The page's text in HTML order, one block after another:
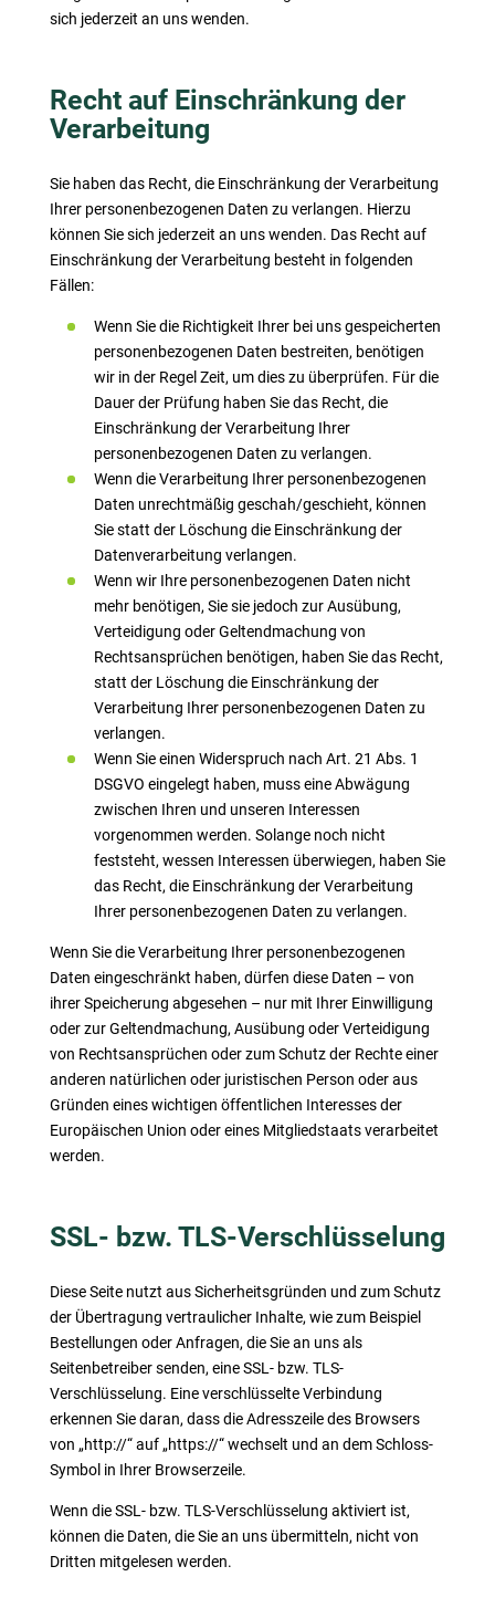
sich jederzeit an uns wenden.
Recht auf Einschränkung der
Verarbeitung
Sie haben das Recht, die Einschränkung der Verarbeitung
Ihrer personenbezogenen Daten zu verlangen. Hierzu
können Sie sich jederzeit an uns wenden. Das Recht auf
Einschränkung der Verarbeitung besteht in folgenden
Fällen:
Wenn Sie die Richtigkeit Ihrer bei uns gespeicherten
personenbezogenen Daten bestreiten, benötigen
wir in der Regel Zeit, um dies zu überprüfen. Für die
Dauer der Prüfung haben Sie das Recht, die
Einschränkung der Verarbeitung Ihrer
personenbezogenen Daten zu verlangen.
Wenn die Verarbeitung Ihrer personenbezogenen
Daten unrechtmäßig geschah/geschieht, können
Sie statt der Löschung die Einschränkung der
Datenverarbeitung verlangen.
Wenn wir Ihre personenbezogenen Daten nicht
mehr benötigen, Sie sie jedoch zur Ausübung,
Verteidigung oder Geltendmachung von
Rechtsansprüchen benötigen, haben Sie das Recht,
statt der Löschung die Einschränkung der
Verarbeitung Ihrer personenbezogenen Daten zu
verlangen.
Wenn Sie einen Widerspruch nach Art. 21 Abs. 1
DSGVO eingelegt haben, muss eine Abwägung
zwischen Ihren und unseren Interessen
vorgenommen werden. Solange noch nicht
feststeht, wessen Interessen überwiegen, haben Sie
das Recht, die Einschränkung der Verarbeitung
Ihrer personenbezogenen Daten zu verlangen.
Wenn Sie die Verarbeitung Ihrer personenbezogenen
Daten eingeschränkt haben, dürfen diese Daten – von
ihrer Speicherung abgesehen – nur mit Ihrer Einwilligung
oder zur Geltendmachung, Ausübung oder Verteidigung
von Rechtsansprüchen oder zum Schutz der Rechte einer
anderen natürlichen oder juristischen Person oder aus
Gründen eines wichtigen öffentlichen Interesses der
Europäischen Union oder eines Mitgliedstaats verarbeitet
werden.
SSL- bzw. TLS-Verschlüsselung
Diese Seite nutzt aus Sicherheitsgründen und zum Schutz
der Übertragung vertraulicher Inhalte, wie zum Beispiel
Bestellungen oder Anfragen, die Sie an uns als
Seitenbetreiber senden, eine SSL- bzw. TLS-
Verschlüsselung. Eine verschlüsselte Verbindung
erkennen Sie daran, dass die Adresszeile des Browsers
von „http://“ auf „https://“ wechselt und an dem Schloss-
Symbol in Ihrer Browserzeile.
Wenn die SSL- bzw. TLS-Verschlüsselung aktiviert ist,
können die Daten, die Sie an uns übermitteln, nicht von
Dritten mitgelesen werden.